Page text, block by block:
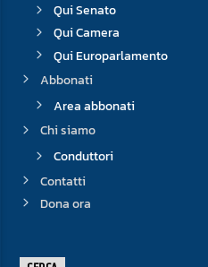
Qui Senato
Qui Camera
Qui Europarlamento
Abbonati
Area abbonati
Chi siamo
Conduttori
Contatti
Dona ora